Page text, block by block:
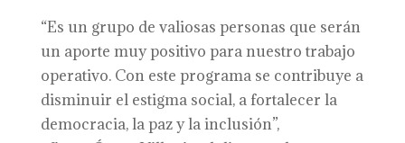
“Es un grupo de valiosas personas que serán
un aporte muy positivo para nuestro trabajo
operativo. Con este programa se contribuye a
disminuir el estigma social, a fortalecer la
democracia, la paz y la inclusión”,